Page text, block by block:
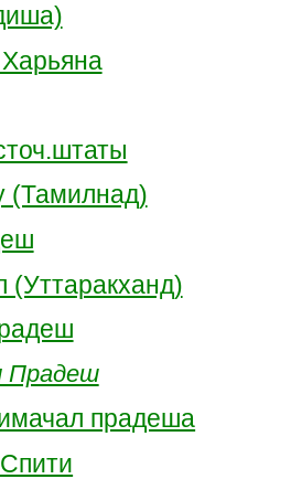
(Тамилнад)
(Уттаракханд)
Прадеш
прадеша